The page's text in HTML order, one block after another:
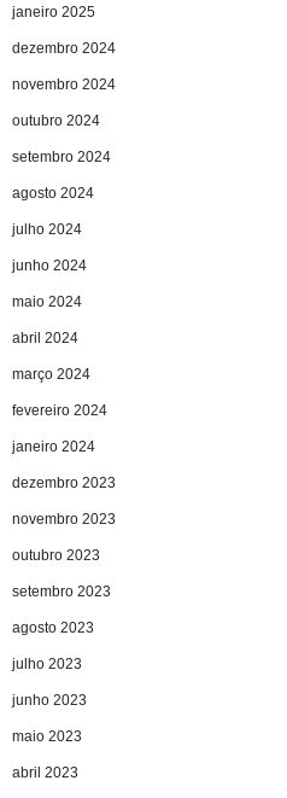
janeiro 2025
dezembro 2024
novembro 2024
outubro 2024
setembro 2024
agosto 2024
julho 2024
junho 2024
maio 2024
abril 2024
março 2024
fevereiro 2024
janeiro 2024
dezembro 2023
novembro 2023
outubro 2023
setembro 2023
agosto 2023
julho 2023
junho 2023
maio 2023
abril 2023